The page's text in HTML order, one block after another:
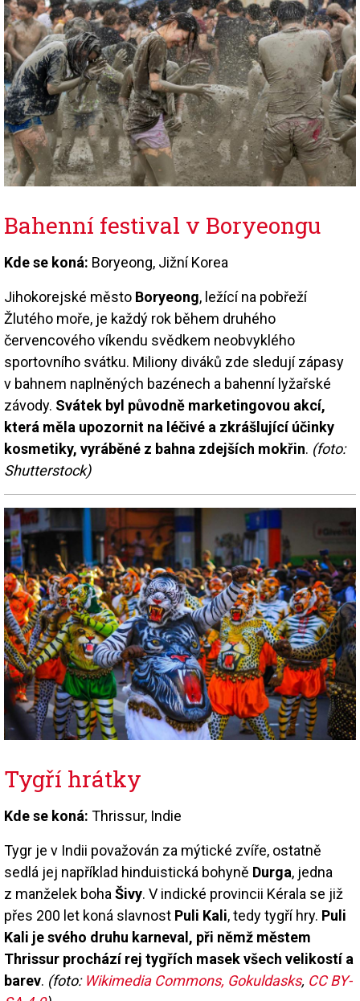
Bahenní festival v Boryeongu
Kde se koná: Boryeong, Jižní Korea
Jihokorejské město Boryeong, ležící na pobřeží
Žlutého moře, je každý rok během druhého
červencového víkendu svědkem neobvyklého
sportovního svátku. Miliony diváků zde sledují zápasy
v bahnem naplněných bazénech a bahenní lyžařské
závody. Svátek byl původně marketingovou akcí,
která měla upozornit na léčivé a zkrášlující účinky
kosmetiky, vyráběné z bahna zdejších mokřin. (foto:
Shutterstock)
Tygří hrátky
Kde se koná: Thrissur, Indie
Tygr je v Indii považován za mýtické zvíře, ostatně
sedlá jej například hinduistická bohyně Durga, jedna
z manželek boha Šivy. V indické provincii Kérala se již
přes 200 let koná slavnost Puli Kali, tedy tygří hry. Puli
Kali je svého druhu karneval, při němž městem
Thrissur prochází rej tygřích masek všech velikostí a
barev. (foto: Wikimedia Commons, Gokuldasks, CC BY-